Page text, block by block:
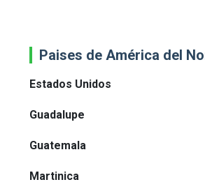
Paises de América del
Estados Unidos
Guadalupe
Guatemala
Martinica